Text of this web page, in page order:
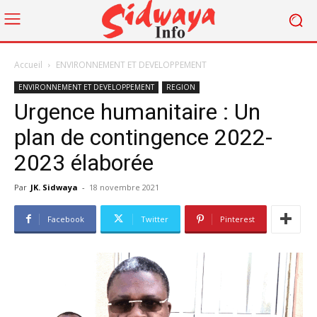
Accueil ENVIRONNEMENT ET DEVELOPPEMENT
ENVIRONNEMENT ET DEVELOPPEMENT REGION
Urgence humanitaire : Un
plan de contingence 2022-
2023 élaborée
Par JK. Sidwaya - 18 novembre 2021
Facebook Twitter Pinterest